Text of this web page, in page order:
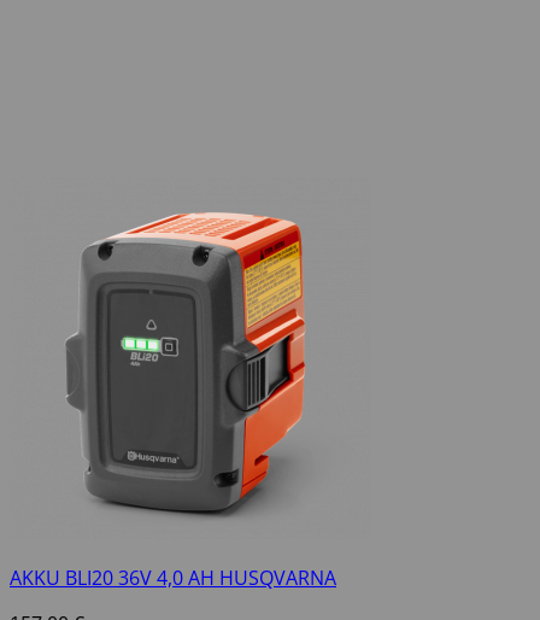
AKKU BLI20 36V 4,0 AH HUSQVARNA